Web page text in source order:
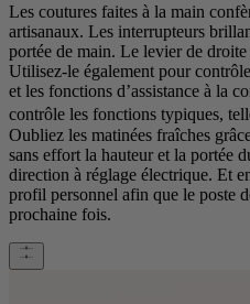
Les coutures faites à la main
artisanaux. Les interrupteurs
portée de main. Le levier de droite
Utilisez-le également pour
et les fonctions d’assistance à la
contrôle les fonctions typiques,
Oubliez les matinées fraîches
sans effort la hauteur et la portée
direction à réglage électrique. Et
profil personnel afin que le poste
prochaine fois.